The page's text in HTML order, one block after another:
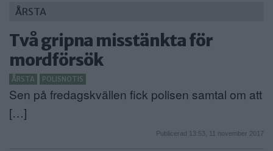
KALENDER
KONTAKT
ANNONSERA
NÄRINGSLIV
ÅRSTA
Två gripna misstänkta för
mordförsök
ÅRSTA POLISNOTIS
Sen på fredagskvällen fick polisen samtal om att
[…]
Publicerad 13:53, 11 november 2017